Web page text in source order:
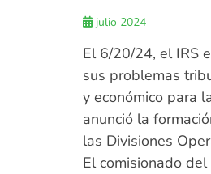
julio 2024
El 6/20/24, el IRS
sus problemas
y económico para
anunció la
las Divisiones
El comisionado